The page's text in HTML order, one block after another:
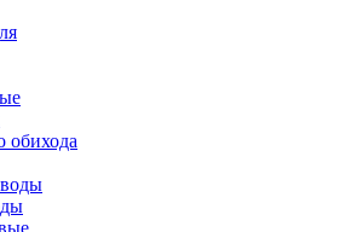
обихода